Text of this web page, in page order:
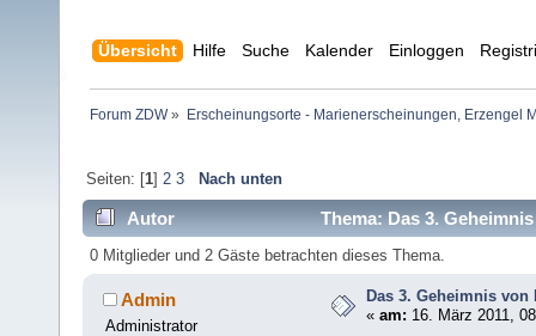
Übersicht Hilfe Suche Kalender Einloggen
Forum ZDW» Erscheinungsorte - Marienerscheinungen, Erzengel
Seiten: [1] 2 3 Nach unten
Autor Thema: Das 3.
0 Mitglieder und 2 Gäste betrachten dieses Thema.
Admin
Administrator
Das 3. Geheimnis von
«am: 16. März 2011,